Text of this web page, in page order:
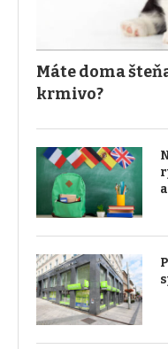
Máte doma
krmivo?